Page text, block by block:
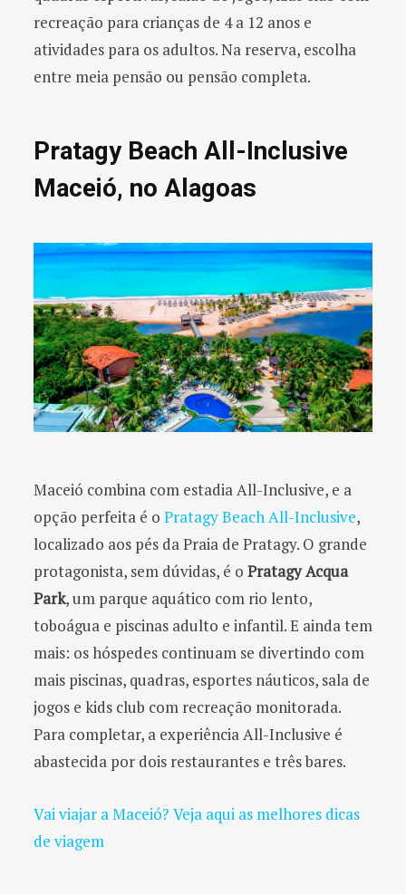
recreação para crianças de 4 a 12 anos e
atividades para os adultos. Na reserva, escolha
entre meia pensão ou pensão completa.
Pratagy Beach All-Inclusive
Maceió, no Alagoas
Maceió combina com estadia All-Inclusive, e a
opção perfeita é o Pratagy Beach All-Inclusive,
localizado aos pés da Praia de Pratagy. O grande
protagonista, sem dúvidas, é o Pratagy Acqua
Park, um parque aquático com rio lento,
toboágua e piscinas adulto e infantil. E ainda tem
mais: os hóspedes continuam se divertindo com
mais piscinas, quadras, esportes náuticos, sala de
jogos e kids club com recreação monitorada.
Para completar, a experiência All-Inclusive é
abastecida por dois restaurantes e três bares.
Vai viajar a Maceió? Veja aqui as melhores dicas
de viagem